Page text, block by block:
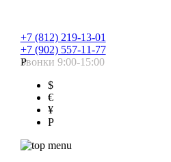
+7 (812) 219-13-01
+7 (902) 557-11-77
Звонки 9:00-15:00
Р
$
€
¥
Р